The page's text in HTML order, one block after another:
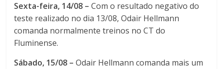
Sexta-feira, 14/08 – Com o resultado negativo do
teste realizado no dia 13/08, Odair Hellmann
comanda normalmente treinos no CT do
Fluminense.
Sábado, 15/08 – Odair Hellmann comanda mais um